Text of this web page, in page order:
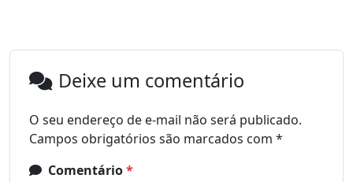
Deixe um comentário
O seu endereço de e-mail não será publicado.
Campos obrigatórios são marcados com *
Comentário*